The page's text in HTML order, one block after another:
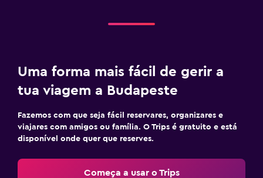
Uma forma mais fácil de gerir a
tua viagem a Budapeste
Fazemos com que seja fácil reservares, organizares e
viajares com amigos ou família. O Trips é gratuito e está
disponível onde quer que reserves.
Começa a usar o Trips